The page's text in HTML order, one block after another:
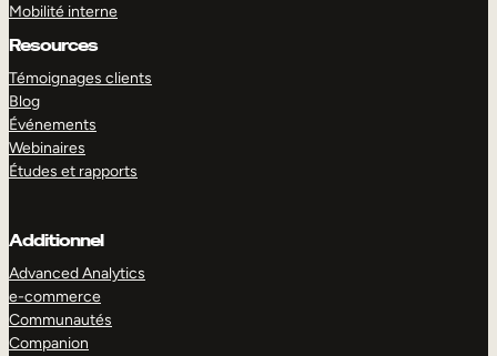
Mobilité interne
Resources
Témoignages clients
Blog
Événements
Webinaires
Études et rapports
Additionnel
Advanced Analytics
e-commerce
Communautés
Companion